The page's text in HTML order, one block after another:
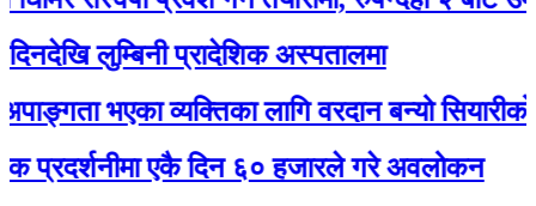
लुम्बिनी प्रादेशिक अस्पतालमा
भएका व्यक्तिका लागि वरदान बन्यो सियारीको
एकै दिन ६० हजारले गरे अवलोकन